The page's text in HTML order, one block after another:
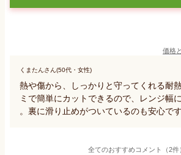
価格
くまたんさん(50代・女性)
熱や傷から、しっかりと守ってくれる耐
ミで簡単にカットできるので、レンジ幅
。裏に滑り止めがついているのも安心です
全てのおすすめコメント（2件